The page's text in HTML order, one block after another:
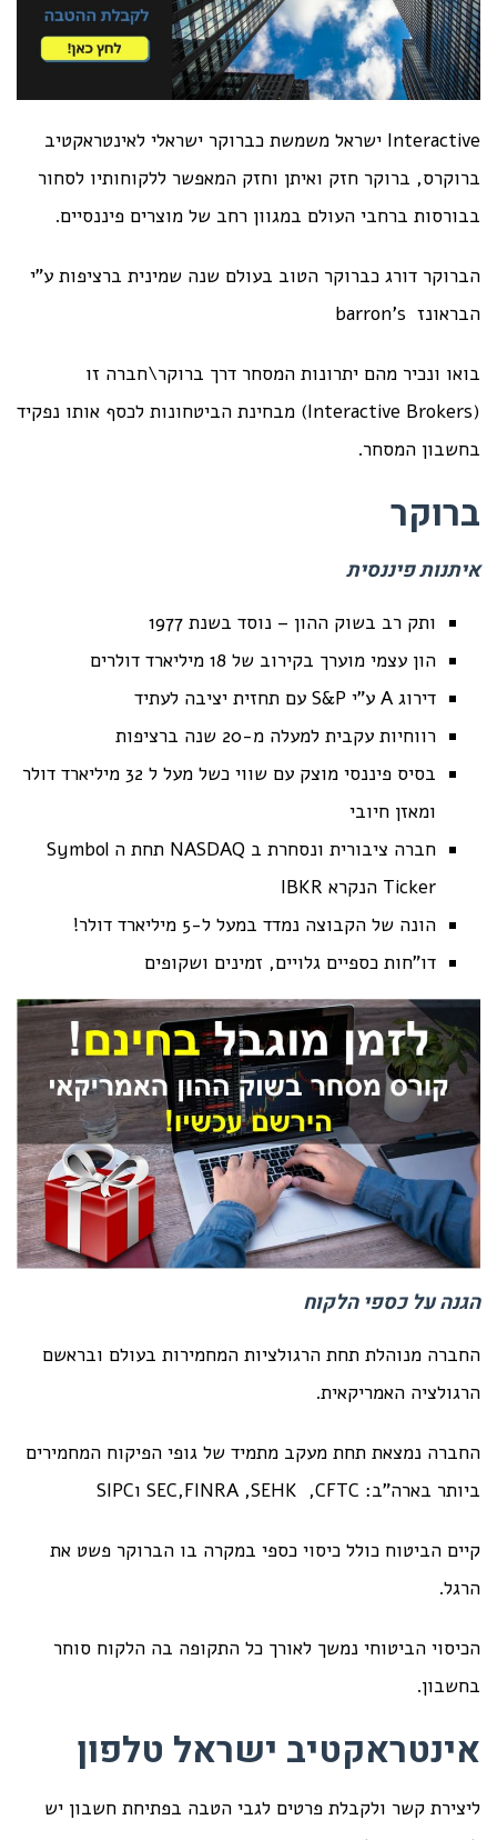
Interactive ישראל משמשת כברוקר ישראלי לאינטראקטיב
ברוקרס, ברוקר חזק ואיתן וחזק המאפשר ללקוחותיו לסחור
בבורסות ברחבי העולם במגוון רחב של מוצרים פיננסיים.
הברוקר דורג כברוקר הטוב בעולם שנה שמינית ברציפות ע"י
הבראונז barron’s
בואו ונכיר מהם יתרונות המסחר דרך ברוקר\חברה זו
(Interactive Brokers) מבחינת הביטחונות לכסף אותו נפקיד
בחשבון המסחר.
ברוקר
איתנות פיננסית
ותק רב בשוק ההון – נוסד בשנת 1977
הון עצמי מוערך בקירוב של 18 מיליארד דולרים
דירוג A ע"י S&P עם תחזית יציבה לעתיד
רווחיות עקבית למעלה מ-20 שנה ברציפות
בסיס פיננסי מוצק עם שווי כשל מעל ל 32 מיליארד דולר
ומאזן חיובי
חברה ציבורית ונסחרת ב NASDAQ תחת ה Symbol
Ticker הנקרא IBKR
הונה של הקבוצה נמדד במעל ל-5 מיליארד דולר!
דו"חות כספיים גלויים, זמינים ושקופים
הגנה על כספי הלקוח
החברה מנוהלת תחת הרגולציות המחמירות בעולם ובראשם
הרגולציה האמריקאית.
החברה נמצאת תחת מעקב מתמיד של גופי הפיקוח המחמירים
ביותר בארה"ב: SEC,FINRA ,SEHK ,CFTC וSIPC
קיים הביטוח כולל כיסוי כספי במקרה בו הברוקר פשט את
הרגל.
הכיסוי הביטוחי נמשך לאורך כל התקופה בה הלקוח סוחר
בחשבון.
אינטראקטיב ישראל טלפון
ליצירת קשר ולקבלת פרטים לגבי הטבה בפתיחת חשבון יש